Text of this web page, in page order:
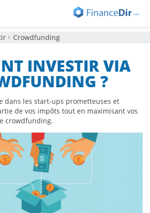
Crowdfunding
INVESTIR VIA
?
dans les start-ups prometteuses et
de vos impôts tout en maximisant vos
crowdfunding.